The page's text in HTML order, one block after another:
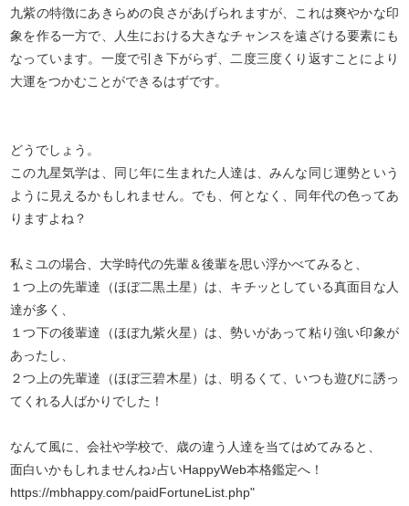
九紫の特徴にあきらめの良さがあげられますが、これは爽やかな印
象を作る一方で、人生における大きなチャンスを遠ざける要素にも
なっています。一度で引き下がらず、二度三度くり返すことにより
大運をつかむことができるはずです。
どうでしょう。
この九星気学は、同じ年に生まれた人達は、みんな同じ運勢という
ように見えるかもしれません。でも、何となく、同年代の色ってあ
りますよね？
私ミユの場合、大学時代の先輩＆後輩を思い浮かべてみると、
１つ上の先輩達（ほぼ二黒土星）は、キチッとしている真面目な人
達が多く、
１つ下の後輩達（ほぼ九紫火星）は、勢いがあって粘り強い印象が
あったし、
２つ上の先輩達（ほぼ三碧木星）は、明るくて、いつも遊びに誘っ
てくれる人ばかりでした！
なんて風に、会社や学校で、歳の違う人達を当てはめてみると、
面白いかもしれませんね♪占いHappyWeb本格鑑定へ！
https://mbhappy.com/paidFortuneList.php"